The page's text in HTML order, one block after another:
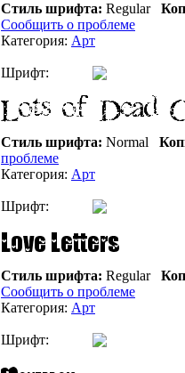
Стиль шрифта: Regular
Сообщить о проблеме
Категория: Арт
Шрифт:
Стиль шрифта: Normal
проблеме
Категория: Арт
Шрифт:
Стиль шрифта: Regular
Сообщить о проблеме
Категория: Арт
Шрифт: